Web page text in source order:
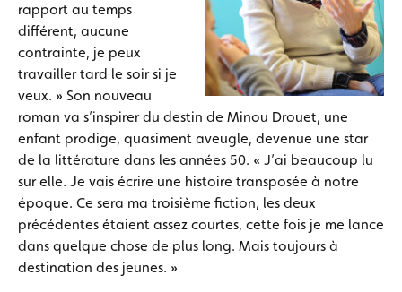
rapport au temps
différent, aucune
contrainte, je peux
travailler tard le soir si je
veux. » Son nouveau
roman va s’inspirer du destin de Minou Drouet, une
enfant prodige, quasiment aveugle, devenue une star
de la littérature dans les années 50. « J’ai beaucoup lu
sur elle. Je vais écrire une histoire transposée à notre
époque. Ce sera ma troisième fiction, les deux
précédentes étaient assez courtes, cette fois je me lance
dans quelque chose de plus long. Mais toujours à
destination des jeunes. »